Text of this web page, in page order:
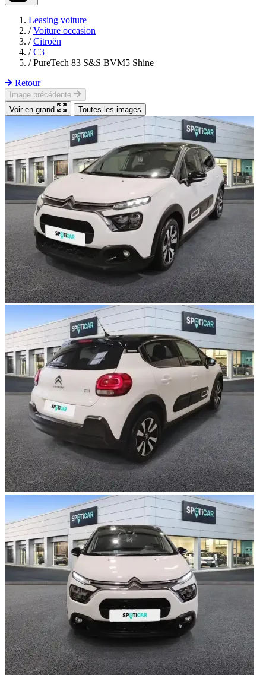
Leasing voiture
/ Voiture occasion
/ Citroën
/ C3
/ PureTech 83 S&S BVM5 Shine
Retour
Image précédente
Voir en grand
Toutes les images